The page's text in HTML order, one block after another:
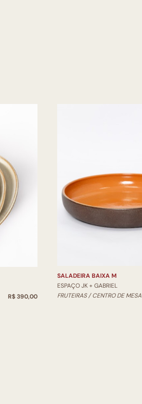
R$ 390,00
SALADEIRA BAIXA M
ESPAÇO JK + GABRIEL
FRUTEIRAS / CENTRO DE MESA